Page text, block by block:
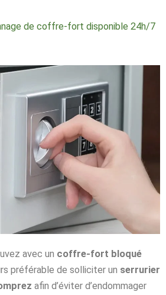
de coffre-fort disponible 24h/7
avec un coffre-fort bloqué
préférable de solliciter un serrurier
afin d’éviter d’endommager